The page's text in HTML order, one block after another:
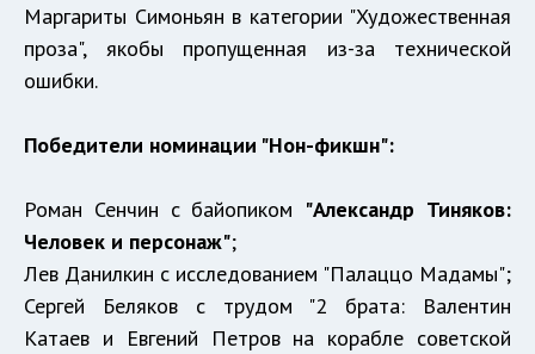
Маргариты Симоньян в категории "Художественная
проза", якобы пропущенная из-за технической
ошибки.
Победители номинации "Нон-фикшн":
Роман Сенчин с байопиком "Александр Тиняков:
Человек и персонаж";
Лев Данилкин с исследованием "Палаццо Мадамы";
Сергей Беляков с трудом "2 брата: Валентин
Катаев и Евгений Петров на корабле советской